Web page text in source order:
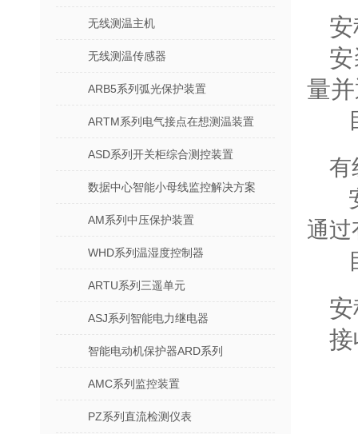
无线测温主机
无线测温传感器
ARB5系列弧光保护装置
ARTM系列电气接点在想测温装置
ASD系列开关柜综合测控装置
数据中心智能小母线监控解决方案
AM系列中压保护装置
WHD系列温湿度控制器
ARTU系列三遥单元
ASJ系列智能电力继电器
智能电动机保护器ARD系列
AMC系列监控装置
PZ系列直流检测仪表
量
有
通过